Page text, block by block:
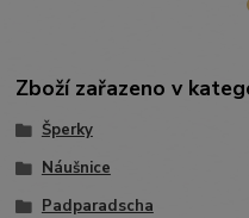
Zboží zařazeno v
Šperky
Náušnice
Padparadscha